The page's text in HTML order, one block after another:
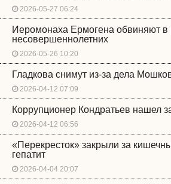
2026-05-27 06:24
Иеромонаха Ермогена обвиняют в
несовершеннолетних
2026-05-26 10:20
Гладкова снимут из-за дела
2026-04-12 07:09
Коррупционер Кондратьев нашел
2026-04-12 06:56
«Перекресток» закрыли за
гепатит
2026-04-04 20:07